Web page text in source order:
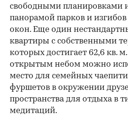
свободными планировками
панорамой парков и
окон. Еще один
квартиры с собственными
которых достигает 62,6 кв.
открытым небом можно
место для семейных
фуршетов в окружении
пространства для отдыха в
медитаций.